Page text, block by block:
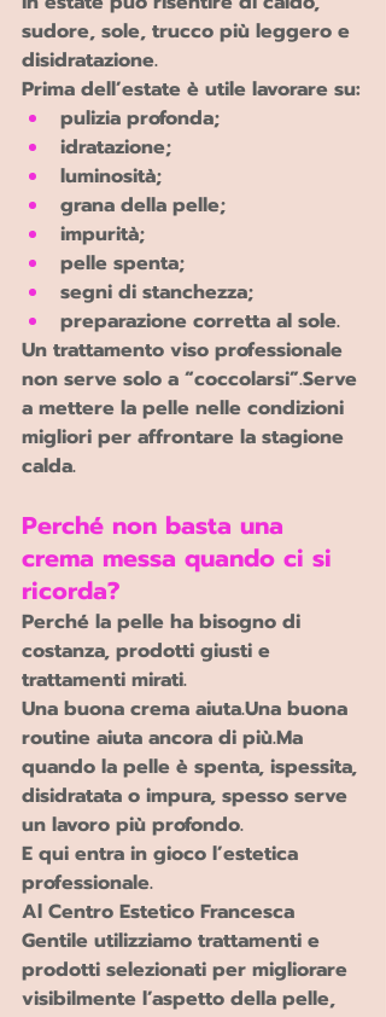
sudore, sole, trucco più leggero e
disidratazione.
Prima dell’estate è utile lavorare su:
pulizia profonda;
idratazione;
luminosità;
grana della pelle;
impurità;
pelle spenta;
segni di stanchezza;
preparazione corretta al sole.
Un trattamento viso professionale
non serve solo a “coccolarsi”.Serve
a mettere la pelle nelle condizioni
migliori per affrontare la stagione
calda.
Perché non basta una
crema messa quando ci si
ricorda?
Perché la pelle ha bisogno di
costanza, prodotti giusti e
trattamenti mirati.
Una buona crema aiuta.Una buona
routine aiuta ancora di più.Ma
quando la pelle è spenta, ispessita,
disidratata o impura, spesso serve
un lavoro più profondo.
E qui entra in gioco l’estetica
professionale.
Al Centro Estetico Francesca
Gentile utilizziamo trattamenti e
prodotti selezionati per migliorare
visibilmente l’aspetto della pelle,